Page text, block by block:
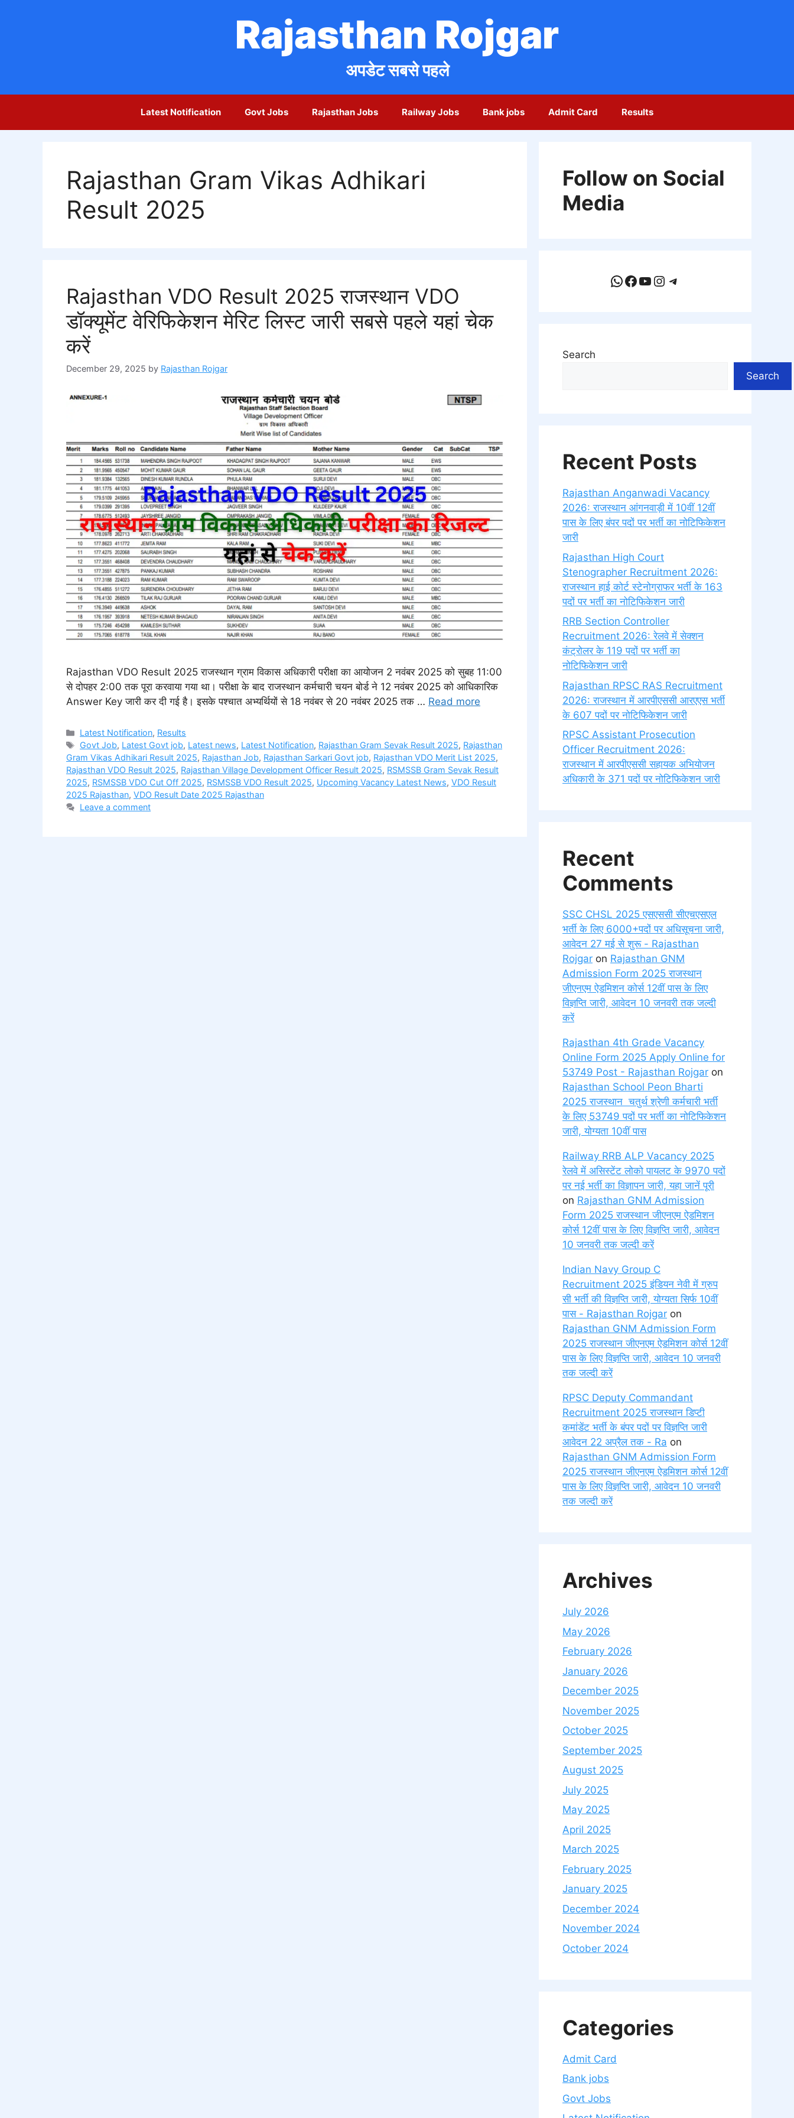
Rajasthan Rojgar
अपडेट सबसे पहले
Latest Notification Govt Jobs Rajasthan Jobs Railway Jobs Bank jobs Admit Card Results
Rajasthan Gram Vikas Adhikari
Result 2025
Rajasthan VDO Result 2025 राजस्थान VDO
डॉक्यूमेंट वेरिफिकेशन मेरिट लिस्ट जारी सबसे पहले यहां चेक
करें
December 29, 2025 by Rajasthan Rojgar
Rajasthan VDO Result 2025 राजस्थान ग्राम विकास अधिकारी परीक्षा का आयोजन 2 नवंबर 2025 को सुबह 11:00
से दोपहर 2:00 तक पूरा करवाया गया था। परीक्षा के बाद राजस्थान कर्मचारी चयन बोर्ड ने 12 नवंबर 2025 को आधिकारिक
Answer Key जारी कर दी गई है। इसके पश्चात अभ्यर्थियों से 18 नवंबर से 20 नवंबर 2025 तक … Read more
Categories
Latest Notification, Results
Tags
Govt Job, Latest Govt job, Latest news, Latest Notification, Rajasthan Gram Sevak Result 2025, Rajasthan
Gram Vikas Adhikari Result 2025, Rajasthan Job, Rajasthan Sarkari Govt job, Rajasthan VDO Merit List 2025,
Rajasthan VDO Result 2025, Rajasthan Village Development Officer Result 2025, RSMSSB Gram Sevak Result
2025, RSMSSB VDO Cut Off 2025, RSMSSB VDO Result 2025, Upcoming Vacancy Latest News, VDO Result
2025 Rajasthan, VDO Result Date 2025 Rajasthan
Leave a comment
Follow on Social
Media
WhatsApp
Facebook
YouTube
Instagram
Telegram
Search
Search
Recent Posts
Rajasthan Anganwadi Vacancy
2026: राजस्थान आंगनवाड़ी में 10वीं 12वीं
पास के लिए बंपर पदों पर भर्ती का नोटिफिकेशन
जारी
Rajasthan High Court
Stenographer Recruitment 2026:
राजस्थान हाई कोर्ट स्टेनोग्राफर भर्ती के 163
पदों पर भर्ती का नोटिफिकेशन जारी
RRB Section Controller
Recruitment 2026: रेलवे में सेक्शन
कंट्रोलर के 119 पदों पर भर्ती का
नोटिफिकेशन जारी
Rajasthan RPSC RAS Recruitment
2026: राजस्थान में आरपीएससी आरएएस भर्ती
के 607 पदों पर नोटिफिकेशन जारी
RPSC Assistant Prosecution
Officer Recruitment 2026:
राजस्थान में आरपीएससी सहायक अभियोजन
अधिकारी के 371 पदों पर नोटिफिकेशन जारी
Recent
Comments
SSC CHSL 2025 एसएससी सीएचएसएल
भर्ती के लिए 6000+पदों पर अधिसूचना जारी,
आवेदन 27 मई से शुरू - Rajasthan
Rojgar on Rajasthan GNM
Admission Form 2025 राजस्थान
जीएनएम ऐडमिशन कोर्स 12वीं पास के लिए
विज्ञप्ति जारी, आवेदन 10 जनवरी तक जल्दी
करें
Rajasthan 4th Grade Vacancy
Online Form 2025 Apply Online for
53749 Post - Rajasthan Rojgar on
Rajasthan School Peon Bharti
2025 राजस्थान चतुर्थ श्रेणी कर्मचारी भर्ती
के लिए 53749 पदों पर भर्ती का नोटिफिकेशन
जारी, योग्यता 10वीं पास
Railway RRB ALP Vacancy 2025
रेलवे में असिस्टेंट लोको पायलट के 9970 पदों
पर नई भर्ती का विज्ञापन जारी, यहा जानें पूरी
on Rajasthan GNM Admission
Form 2025 राजस्थान जीएनएम ऐडमिशन
कोर्स 12वीं पास के लिए विज्ञप्ति जारी, आवेदन
10 जनवरी तक जल्दी करें
Indian Navy Group C
Recruitment 2025 इंडियन नेवी में ग्रुप
सी भर्ती की विज्ञप्ति जारी, योग्यता सिर्फ 10वीं
पास - Rajasthan Rojgar on
Rajasthan GNM Admission Form
2025 राजस्थान जीएनएम ऐडमिशन कोर्स 12वीं
पास के लिए विज्ञप्ति जारी, आवेदन 10 जनवरी
तक जल्दी करें
RPSC Deputy Commandant
Recruitment 2025 राजस्थान डिप्टी
कमांडेंट भर्ती के बंपर पदों पर विज्ञप्ति जारी
आवेदन 22 अप्रैल तक - Ra on
Rajasthan GNM Admission Form
2025 राजस्थान जीएनएम ऐडमिशन कोर्स 12वीं
पास के लिए विज्ञप्ति जारी, आवेदन 10 जनवरी
तक जल्दी करें
Archives
July 2026
May 2026
February 2026
January 2026
December 2025
November 2025
October 2025
September 2025
August 2025
July 2025
May 2025
April 2025
March 2025
February 2025
January 2025
December 2024
November 2024
October 2024
Categories
Admit Card
Bank jobs
Govt Jobs